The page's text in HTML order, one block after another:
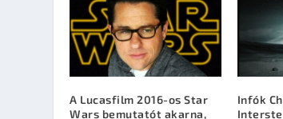
A Lucasfilm 2016-os Star
Wars bemutatót akarna,
Infók